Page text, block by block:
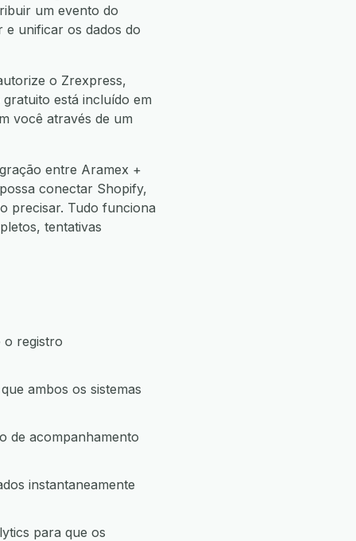
um evento do
e unificar os dados do
o Zrexpress,
está incluído em
você através de um
entre Aramex +
conectar Shopify,
precisar. Tudo funciona
tentativas
o registro
ambos os sistemas
de acompanhamento
instantaneamente
para que os